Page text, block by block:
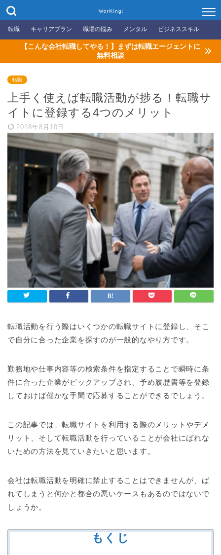
WorKing!
転職 キャリアプラン 職場の悩み メンタル ビジネススキル
【こんな会社転職してやる！】まずは転職エージェントに
無料相談
転職
上手く使えば転職活動が捗る！転職サ
イトに登録する4つのメリット
2018年8月10日
転職活動を行う際はいくつかの転職サイトに登録し、そこ
で自分に合った企業を探すのが一般的なやり方です。
勤務地や仕事内容等の検索条件を指定することで瞬時に条
件に合った企業がピックアップされ、予め履歴書等を登録
しておけば僅かな手間で応募することができるでしょう。
この記事では、転職サイトを利用する際のメリットやデメ
リット、そして転職活動を行っていることが会社にばれな
いための方法を見ていきたいと思います。
会社は転職活動を明確に禁止することはできませんが、ば
れてしまうと何かと都合の悪いケースもあるのではないで
しょうか。
もくじ